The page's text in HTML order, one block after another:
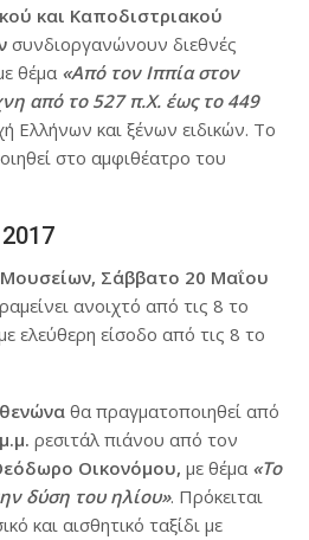
και Καποδιστριακού
συνδιοργανώνουν διεθνές
θέμα «Από τον Ιππία στον
από το 527 π.Χ. έως το 449
Ελλήνων και ξένων ειδικών. Το
στο αμφιθέατρο του
Σάββατο 20 Μαΐου
ανοιχτό από τις 8 το
ελεύθερη είσοδο από τις 8 το
θα πραγματοποιηθεί από
ρεσιτάλ πιάνου από τον
Οικονόμου, με θέμα «To
δύση του ηλίου». Πρόκειται
και αισθητικό ταξίδι με